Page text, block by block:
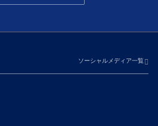
ソーシャルメディア一覧